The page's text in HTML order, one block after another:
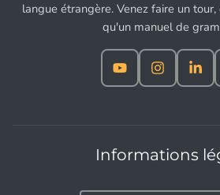
langue étrangère. Venez faire un
qu'un manuel de
Informations